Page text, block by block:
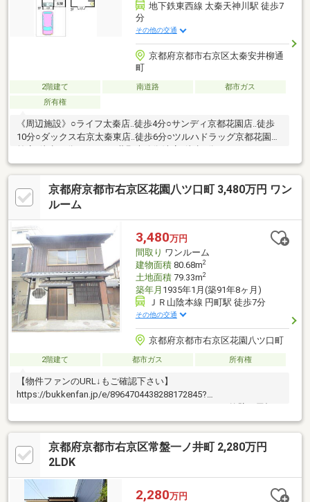
地下鉄東西線 太秦天神川駅 徒歩7
分
その他の交通
京都府京都市右京区太秦安井柳通
町
2階建て 南道路
都市ガス
所有権
《周辺施設》○ライフ太秦店‥徒歩4分○サンディ京都花園店‥徒歩
10分○ダックス右京太秦東店‥徒歩6分○ツルハドラッグ京都花園駅
ート太秦森ケ東町店‥徒歩6分●安井小学校‥徒歩1分●四条中学校‥
徒歩24分はじめての家探しの方、一度は探したけど決まらなかっ
た…という方も、まずは当社“グローバル不動産販売”にご相談下さ
い。予算のご相談はもちろん、不動産購入にまつわる全てを当社
入をお約束いたします。
京都府京都市右京区花園八ツ口町 3,480万円 ワン
ルーム
3,480万円
間取り ワンルーム
建物面積80.68m2
土地面積79.33m2
築年月 1935年1月(築91年8ヶ月)
ＪＲ山陰本線 円町駅 徒歩7分
その他の交通
京都府京都市右京区花園八ツ口町
2階建て 都市ガス 所有権
【物件ファンのURL↓もご確認下さい】
https://bukkenfan.jp/e/8964704438288172845?
pk=17d42ec683ec9105c1b914c79805d51295101d27外壁と屋根は
補修済です。室内はスケルトン状態ですので、改装費用が抑えら
れます。細部に意匠を凝らしたお家です。生活便利な立地で京町
家の暮らしは如何でしょうか？お買物施設が多数ある生活便利な
エリアです。・生鮮館なかむら 徒歩3分・阪急オア
歩9分・スーパーマツモト 徒歩12分・セブンイレブ
ン 徒歩2分・Vドラッグ 徒歩6
京都府京都市右京区常盤一ノ井町 2,280万円
2LDK
2,280万円